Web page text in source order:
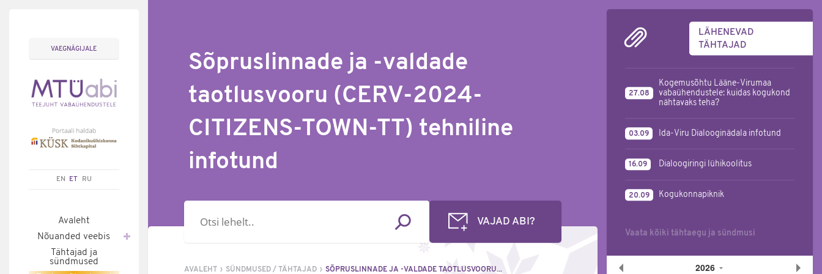
VAEGNÄGIJALE
EN ET RU
Avaleht
Nõuanded veebis
Tähtajad ja
sündmused
Sõpruslinnade ja -valdade
taotlusvooru (CERV-2024-
CITIZENS-TOWN-TT) tehniline
infotund
VAJAD ABI?
AVALEHT SÜNDMUSED / TÄHTAJAD SÕPRUSLINNADE JA -VALDADE TAOTLUSVOORU...
LÄHENEVAD
TÄHTAJAD
27.08
Kogemusõhtu Lääne-Virumaa
vabaühendustele: kuidas kogukond
nähtavaks teha?
03.09 Ida-Viru Dialooginädala infotund
16.09 Dialoogiringi lühikoolitus
20.09 Kogukonnapiknik
Vaata kõiki tähtaegu ja sündmusi
2026